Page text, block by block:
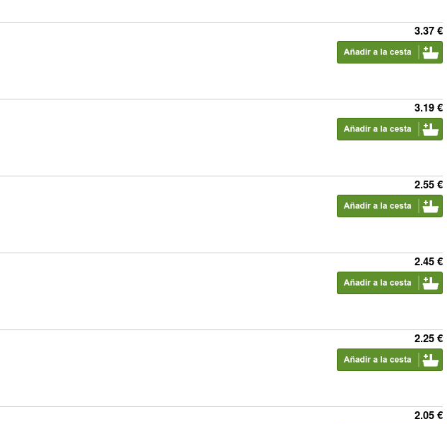
3.37 €
3.19 €
2.55 €
2.45 €
2.25 €
2.05 €